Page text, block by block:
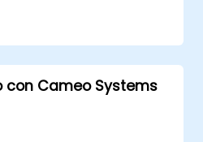
(MBSE) y las
MBSE.
con Cameo Systems